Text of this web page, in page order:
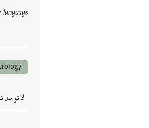
language
العلامات
لا توجد